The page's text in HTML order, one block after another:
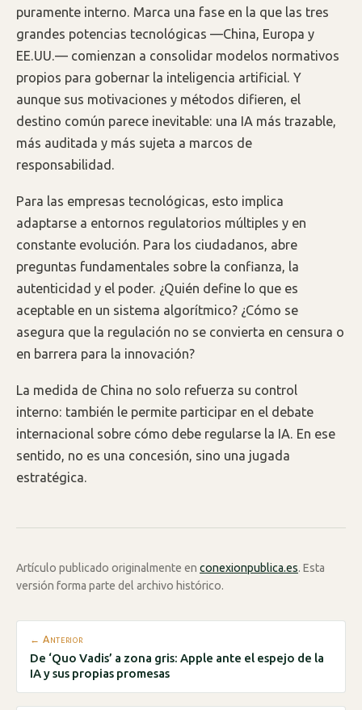
puramente interno. Marca una fase en la que las tres
grandes potencias tecnológicas —China, Europa y
EE.UU.— comienzan a consolidar modelos normativos
propios para gobernar la inteligencia artificial. Y
aunque sus motivaciones y métodos difieren, el
destino común parece inevitable: una IA más trazable,
más auditada y más sujeta a marcos de
responsabilidad.
Para las empresas tecnológicas, esto implica
adaptarse a entornos regulatorios múltiples y en
constante evolución. Para los ciudadanos, abre
preguntas fundamentales sobre la confianza, la
autenticidad y el poder. ¿Quién define lo que es
aceptable en un sistema algorítmico? ¿Cómo se
asegura que la regulación no se convierta en censura o
en barrera para la innovación?
La medida de China no solo refuerza su control
interno: también le permite participar en el debate
internacional sobre cómo debe regularse la IA. En ese
sentido, no es una concesión, sino una jugada
estratégica.
Artículo publicado originalmente en conexionpublica.es. Esta
versión forma parte del archivo histórico.
← Anterior
De ‘Quo Vadis’ a zona gris: Apple ante el espejo de la
IA y sus propias promesas